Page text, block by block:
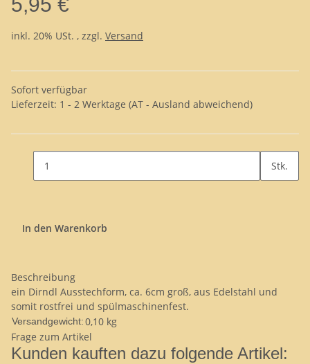
inkl. 20% USt. , zzgl. Versand
Sofort verfügbar
Lieferzeit: 1 - 2 Werktage (AT - Ausland abweichend)
Stk.
In den Warenkorb
Beschreibung
ein Dirndl Ausstechform, ca. 6cm groß, aus Edelstahl und
somit rostfrei und spülmaschinenfest.
Versandgewicht:0,10 kg
Frage zum Artikel
Kunden kauften dazu folgende Artikel: